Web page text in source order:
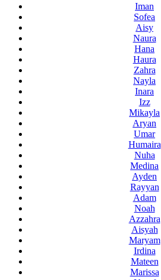
Iman
Sofea
Aisy
Naura
Hana
Haura
Zahra
Nayla
Inara
Izz
Mikayla
Aryan
Umar
Humaira
Nuha
Medina
Ayden
Rayyan
Adam
Noah
Azzahra
Aisyah
Maryam
Irdina
Mateen
Marissa